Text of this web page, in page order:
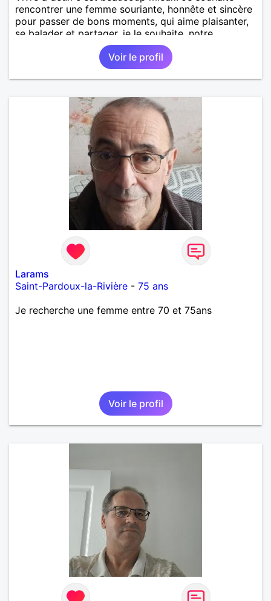
rencontrer une femme souriante, honnête et sincère
pour passer de bons moments, qui aime plaisanter,
se balader et partager, je le souhaite, notre
complicité. J'aime beaucoup les chantiers de
randonnée pour se défouler, se relaxer, se détendre
et finalement prendre du bon temps. C'est difficile
de tout dire en quelques lignes. En revanche, vous
d'informations. A bientôt
Voir le profil
Larams
Saint-Pardoux-la-Rivière - 75 ans
Je recherche une femme entre 70 et 75ans
Voir le profil